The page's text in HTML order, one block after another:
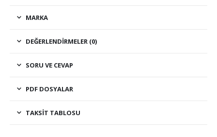
MARKA
DEĞERLENDIRMELER (0)
SORU VE CEVAP
PDF DOSYALAR
TAKSIT TABLOSU